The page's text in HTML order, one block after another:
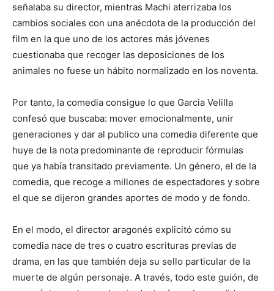
señalaba su director, mientras Machi aterrizaba los
cambios sociales con una anécdota de la producción del
film en la que uno de los actores más jóvenes
cuestionaba que recoger las deposiciones de los
animales no fuese un hábito normalizado en los noventa.
Por tanto, la comedia consigue lo que Garcia Velilla
confesó que buscaba: mover emocionalmente, unir
generaciones y dar al publico una comedia diferente que
huye de la nota predominante de reproducir fórmulas
que ya había transitado previamente. Un género, el de la
comedia, que recoge a millones de espectadores y sobre
el que se dijeron grandes aportes de modo y de fondo.
En el modo, el director aragonés explicitó cómo su
comedia nace de tres o cuatro escrituras previas de
drama, en las que también deja su sello particular de la
muerte de algún personaje. A través, todo este guión, de